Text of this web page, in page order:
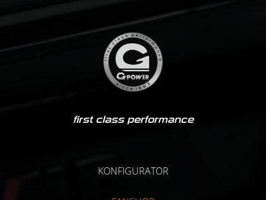
first class performance
KONFIGURATOR